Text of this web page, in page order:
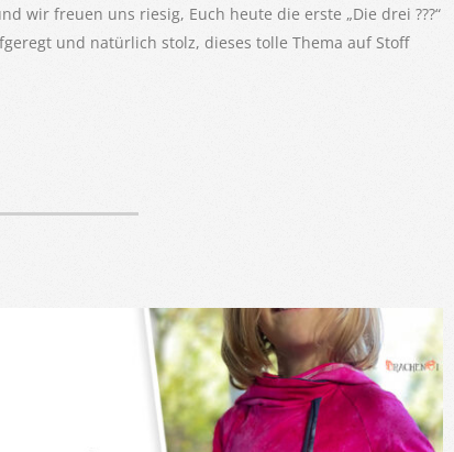
wir freuen uns riesig, Euch heute die erste „Die drei ???“
und natürlich stolz, dieses tolle Thema auf Stoff